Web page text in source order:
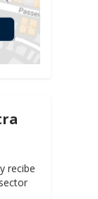
recibe